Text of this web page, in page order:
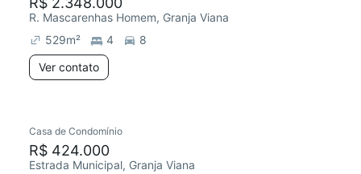
R. Mascarenhas Homem, Granja Viana
529m² 4
8
Ver contato
Casa de Condomínio
R$ 424.000
Estrada Municipal, Granja Viana